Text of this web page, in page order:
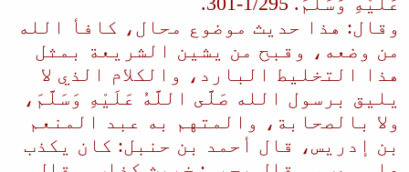
وقال: هذا حديث موضوع محال، كافأ الله
من وضعه، وقبح من يشين الشريعة بمثل
هذا التخليط البارد، والكلام الذي لا
يليق برسول الله صَلَّى اللَّهُ عَلَيْهِ وَسَلَّمَ،
ولا بالصحابة، والمتهم به عبد المنعم
بن إدريس، قال أحمد بن حنبل: كان يكذب